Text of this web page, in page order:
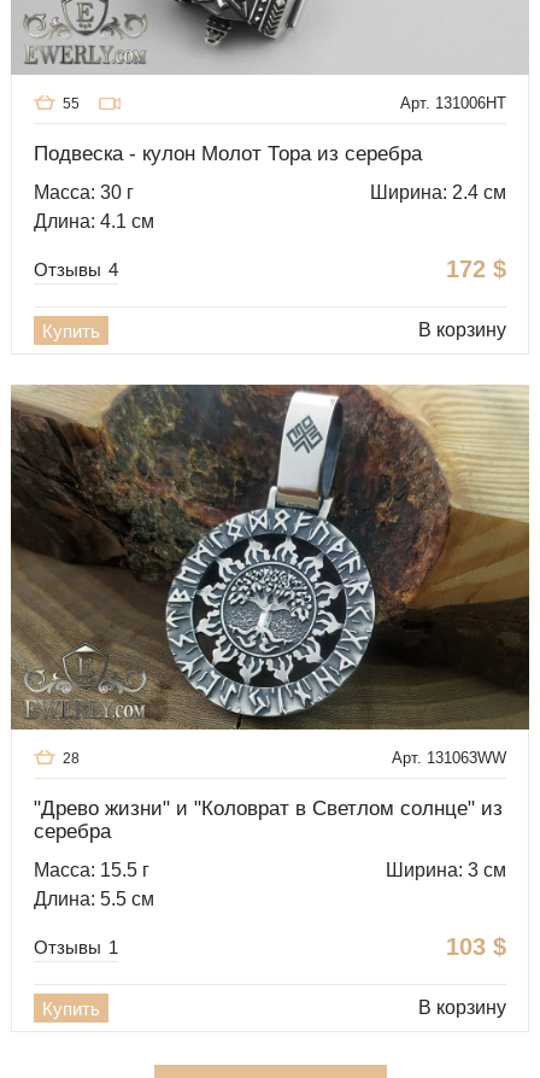
Арт. 131006HT
55
Подвеска - кулон Молот Тора из серебра
Масса: 30 г
Ширина: 2.4 см
Длина: 4.1 см
172 $
Отзывы 4
Купить В корзину
Арт. 131063WW
28
"Древо жизни" и "Коловрат в Светлом солнце" из
серебра
Масса: 15.5 г
Ширина: 3 см
Длина: 5.5 см
103 $
Отзывы 1
Купить В корзину